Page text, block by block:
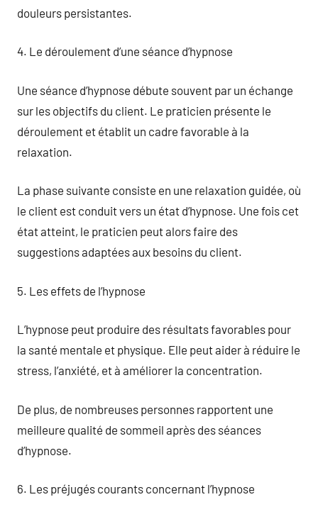
douleurs persistantes.
4. Le déroulement d’une séance d’hypnose
Une séance d’hypnose débute souvent par un échange
sur les objectifs du client. Le praticien présente le
déroulement et établit un cadre favorable à la
relaxation.
La phase suivante consiste en une relaxation guidée, où
le client est conduit vers un état d’hypnose. Une fois cet
état atteint, le praticien peut alors faire des
suggestions adaptées aux besoins du client.
5. Les effets de l’hypnose
L’hypnose peut produire des résultats favorables pour
la santé mentale et physique. Elle peut aider à réduire le
stress, l’anxiété, et à améliorer la concentration.
De plus, de nombreuses personnes rapportent une
meilleure qualité de sommeil après des séances
d’hypnose.
6. Les préjugés courants concernant l’hypnose